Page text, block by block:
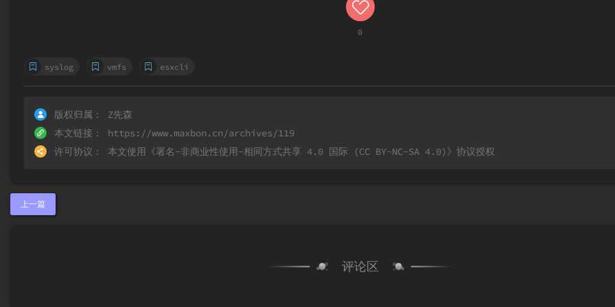
0
syslog vmfs esxcli
版权归属：
Z先森
本文链接：
https://www.maxbon.cn/archives/119
许可协议：
本文使用《署名-非商业性使用-相同方式共享 4.0 国际 (CC BY-NC-SA 4.0)》协议授权
上一篇
评论区